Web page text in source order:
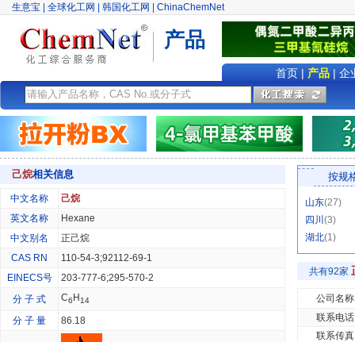
生意宝 全球化工网 韩国化工网 ChinaChemNet
产品
首页| 产品| 企
己烷相关信息
中文名称
己烷
英文名称
Hexane
中文别名
正己烷
CAS RN
110-54-3;92112-69-1
EINECS号
203-777-6;295-570-2
分 子 式
C6 H14
分 子 量 86.18
按规
山东(27)
四川 (3)
湖北(1)
共有92家
公司名称
联系电话
联系传真